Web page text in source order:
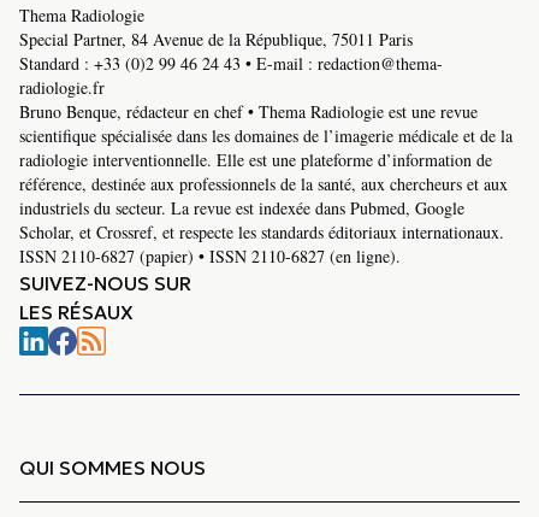
Thema Radiologie
Special Partner, 84 Avenue de la République, 75011 Paris
Standard : +33 (0)2 99 46 24 43 • E-mail : redaction@thema-
radiologie.fr
Bruno Benque, rédacteur en chef • Thema Radiologie est une revue
scientifique spécialisée dans les domaines de l’imagerie médicale et de la
radiologie interventionnelle. Elle est une plateforme d’information de
référence, destinée aux professionnels de la santé, aux chercheurs et aux
industriels du secteur. La revue est indexée dans Pubmed, Google
Scholar, et Crossref, et respecte les standards éditoriaux internationaux.
ISSN 2110-6827 (papier) • ISSN 2110-6827 (en ligne).
SUIVEZ-NOUS SUR
LES RÉSAUX
QUI SOMMES NOUS